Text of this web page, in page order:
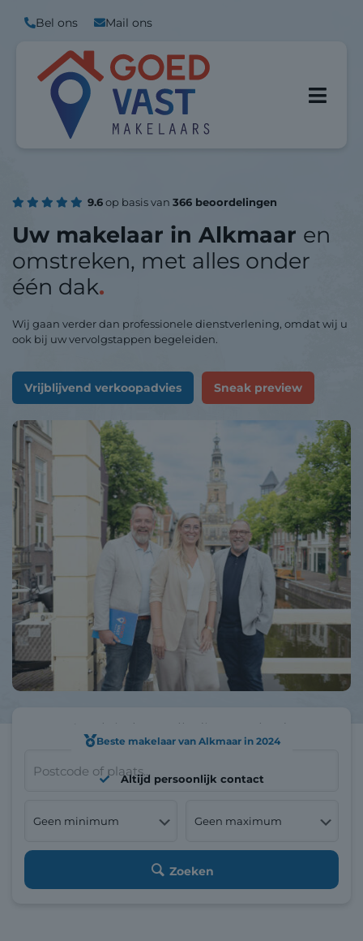
Bel ons Mail ons
9.6op basis van 366 beoordelingen
Uw makelaar in Alkmaar en
omstreken, met alles onder
één dak.
Wij gaan verder dan professionele dienstverlening, omdat wij u
ook bij uw vervolgstappen begeleiden.
Vrijblijvend verkoopadvies Sneak preview
Zoek in het volledige aanbod:
Zoeken
Altijd persoonlijk contact
Beste makelaar van Alkmaar in 2024